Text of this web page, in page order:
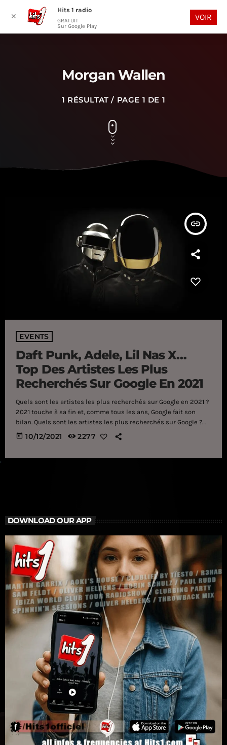
play_arrow
Morgan Wallen
1 RÉSULTAT / PAGE 1 DE 1
insert_link
EVENTS
Daft Punk, Adele, Lil Nas X…
Top Des Artistes Les Plus
Recherchés Sur Google En 2021
Quels sont les artistes les plus recherchés sur Google en 2021 ?
2021 touche à sa fin et, comme tous les ans, Google fait son
bilan. Quels sont les artistes les plus recherchés sur Google ?
De Daft Punk à Olivia Rodrigo, voici le classement : TOP DES
ARTISTES LES PLUS RECHERCHES 1. Travis Scott 2. Morgan Wallen
today 10/12/2021 2277
DOWNLOAD OUR APP
✕
Hits 1 radio
GRATUIT
Sur Google Play
VOIR